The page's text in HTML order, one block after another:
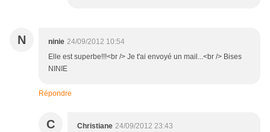
N ninie 24/09/2012 10:54
Elle est superbe!!!<br /> Je t'ai envoyé un mail...<br /> Bises
NINIE
Répondre
C Christiane 24/09/2012 23:43